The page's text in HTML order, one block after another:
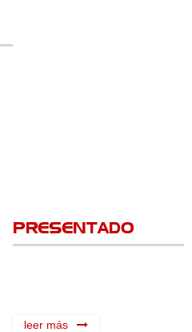
PRESENTADO
leer más